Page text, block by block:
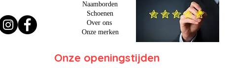
Naamborden
Schoenen
Over ons
Onze merken
Onze openingstijden